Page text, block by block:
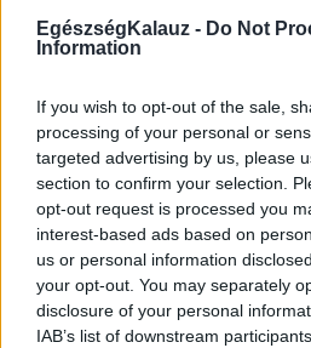
EgészségKalauz - Do Not
Information
If you wish to opt-out of the sale,
processing of your personal or
targeted advertising by us, please
section to confirm your selection.
opt-out request is processed you
interest-based ads based on
us or personal information
your opt-out. You may separately
disclosure of your personal
IAB’s list of downstream
Összes Vizsgálat
Kezelés
Kemoterápia
Szürkehályog műtét
Vízszerű hasmenés
Afta kezelése
Dagadt boka kezelése
Napallergia kezelése
Fülgyulladás kezelése
Összes Kezelés
Életmódváltás
Kutatás